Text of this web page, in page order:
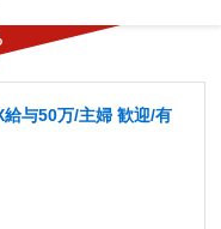
与50万/主婦 歓迎/有